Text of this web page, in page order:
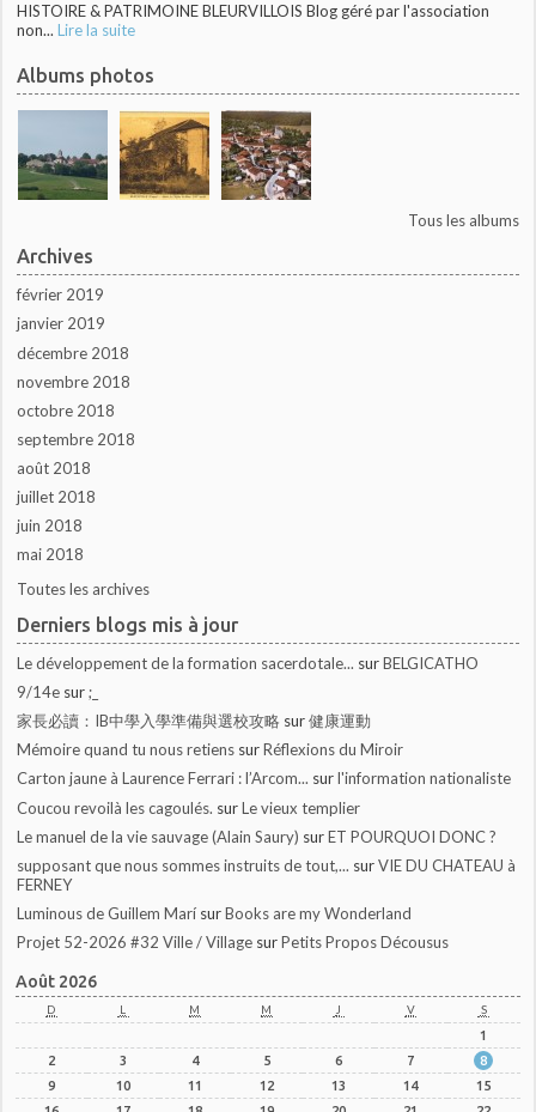
HISTOIRE & PATRIMOINE BLEURVILLOIS Blog géré par l'association
non... Lire la suite
Albums photos
Tous les albums
Archives
février 2019
janvier 2019
décembre 2018
novembre 2018
octobre 2018
septembre 2018
août 2018
juillet 2018
juin 2018
mai 2018
Toutes les archives
Derniers blogs mis à jour
Le développement de la formation sacerdotale... surBELGICATHO
9/14e sur;_
家長必讀：IB中學入學準備與選校攻略 sur健康運動
Mémoire quand tu nous retiens surRéflexions du Miroir
Carton jaune à Laurence Ferrari : l’Arcom... surl'information nationaliste
Coucou revoilà les cagoulés. surLe vieux templier
Le manuel de la vie sauvage (Alain Saury) surET POURQUOI DONC ?
supposant que nous sommes instruits de tout,... surVIE DU CHATEAU à
FERNEY
Luminous de Guillem Marí surBooks are my Wonderland
Projet 52-2026 #32 Ville / Village surPetits Propos Décousus
Août 2026
D L M M J V S
1
2
3 4 5 6 7
8
9
10 11 12 13 14
15